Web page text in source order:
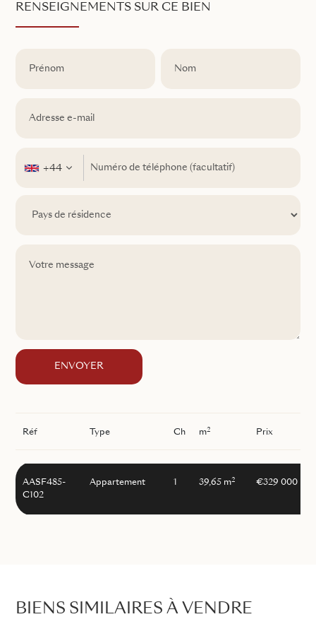
RENSEIGNEMENTS SUR CE BIEN
+44
ENVOYER
Réf Type Ch m2 Prix
AASF485-
C102
Appartement 1 39,65 m2 €329 000
BIENS SIMILAIRES À VENDRE